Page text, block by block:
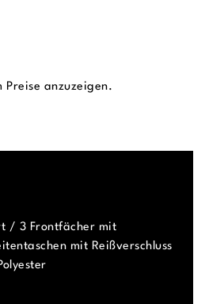
Preise anzuzeigen.
/ 3 Frontfächer mit
mit Reißverschluss